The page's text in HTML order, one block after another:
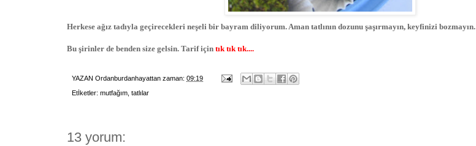
Herkese ağız tadıyla geçirecekleri neşeli bir bayram diliyorum. Aman tatlının dozunu şaşırmayın, keyfinizi bozmayın.
Bu şirinler de benden size gelsin. Tarif için tık tık tık....
YAZAN Ordanburdanhayattan zaman: 09:19
Etİketler: mutfağım tatlılar
13 yorum: